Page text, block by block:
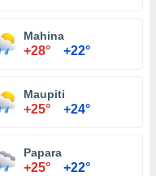
Mahina
+28° +22°
Maupiti
+25° +24°
Papara
+25° +22°